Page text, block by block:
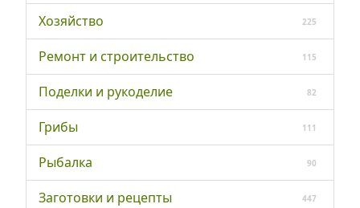
Хозяйство 225
Ремонт и строительство 115
Поделки и рукоделие 82
Грибы 111
Рыбалка 90
Заготовки и рецепты 447